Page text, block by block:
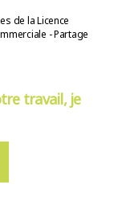
de la Licence
- Partage
travail, je